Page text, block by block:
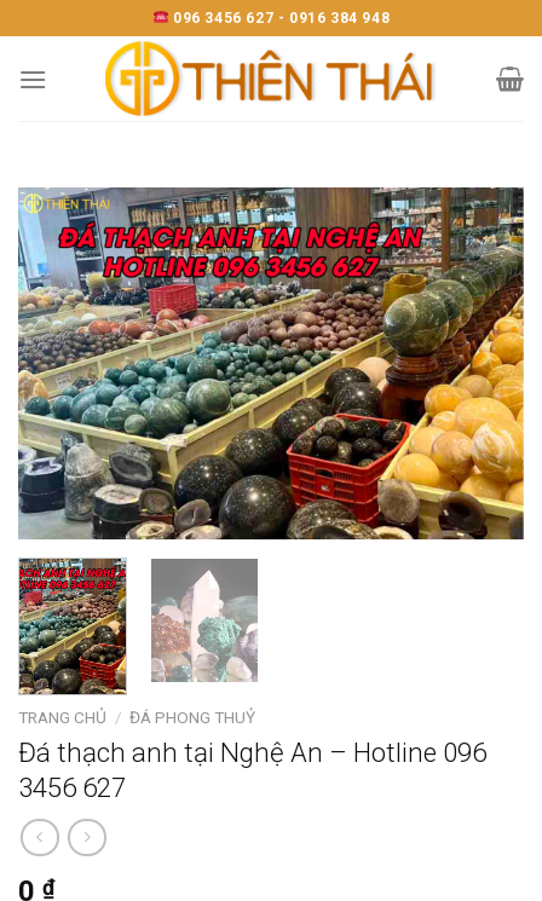
to
content
096 3456 627 - 0916 384 948
TRANG CHỦ / ĐÁ PHONG THUỶ
Đá thạch anh tại Nghệ An – Hotline 096
3456 627
0 ₫